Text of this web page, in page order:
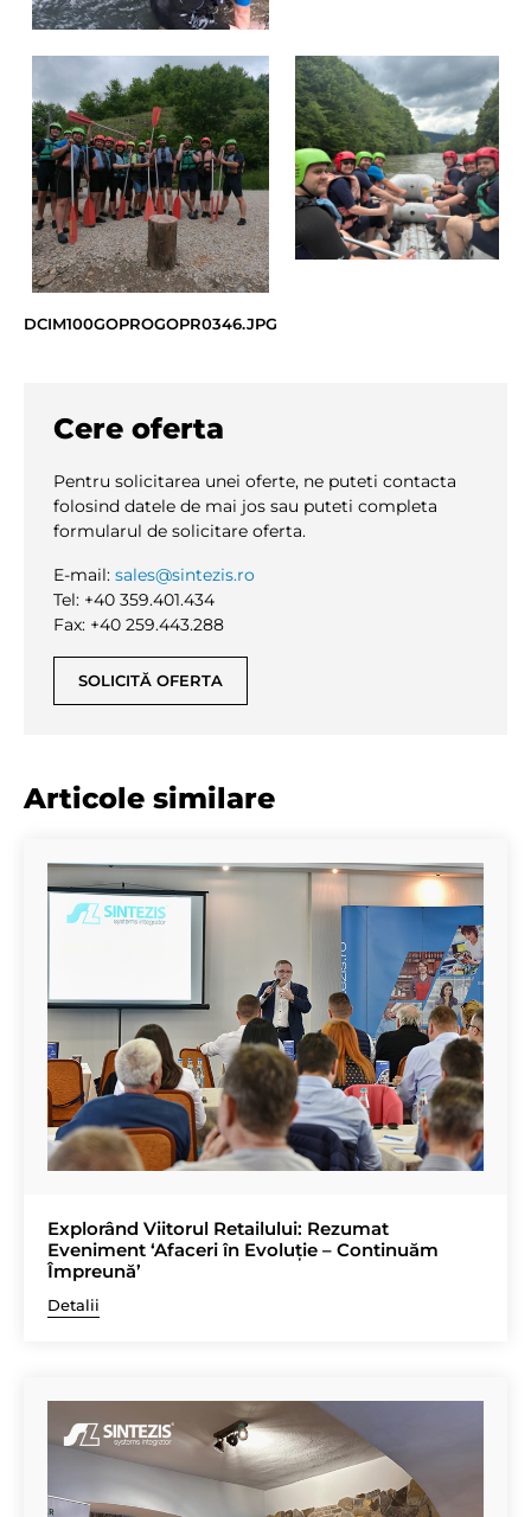
DCIM100GOPROGOPR0346.JPG
Cere oferta
Pentru solicitarea unei oferte, ne puteti contacta
folosind datele de mai jos sau puteti completa
formularul de solicitare oferta.
E-mail: sales@sintezis.ro
Tel: +40 359.401.434
Fax: +40 259.443.288
SOLICITĂ OFERTA
Articole similare
Explorând Viitorul Retailului: Rezumat
Eveniment ‘Afaceri în Evoluție – Continuăm
Împreună’
Detalii